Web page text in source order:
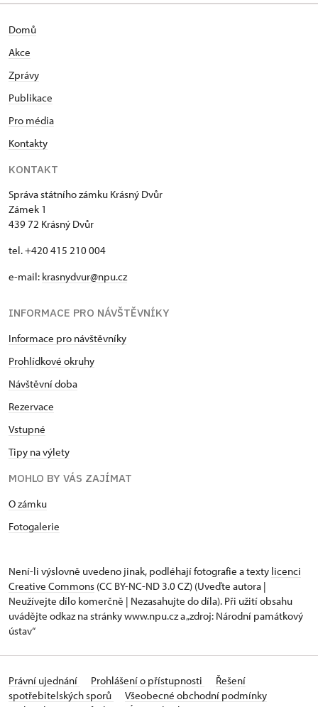
Domů
Akce
Zprávy
Publikace
Pro média
Kontakty
KONTAKT
Správa státního zámku Krásný Dvůr
Zámek 1
439 72 Krásný Dvůr
tel. +420 415 210 004
e-mail: krasnydvur@npu.cz
INFORMACE PRO NÁVŠTĚVNÍKY
Informace pro návštěvníky
Prohlídkové okruhy
Návštěvní doba
Rezervace
Vstupné
Tipy na výlety
MOHLO BY VÁS ZAJÍMAT
O zámku
Fotogalerie
Není-li výslovně uvedeno jinak, podléhají fotografie a texty licenci
Creative Commons (CC BY-NC-ND 3.0 CZ) (Uveďte autora |
Neužívejte dílo komerčně | Nezasahujte do díla). Při užití obsahu
uvádějte odkaz na stránky www.npu.cz a „zdroj: Národní památkový
ústav“
Právní ujednání Prohlášení o přístupnosti
Řešení
spotřebitelských sporů
Všeobecné obchodní podmínky